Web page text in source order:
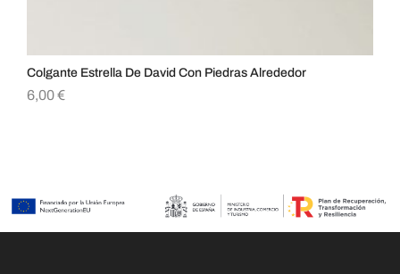
Colgante Estrella De David Con Piedras Alrededor
6,00€